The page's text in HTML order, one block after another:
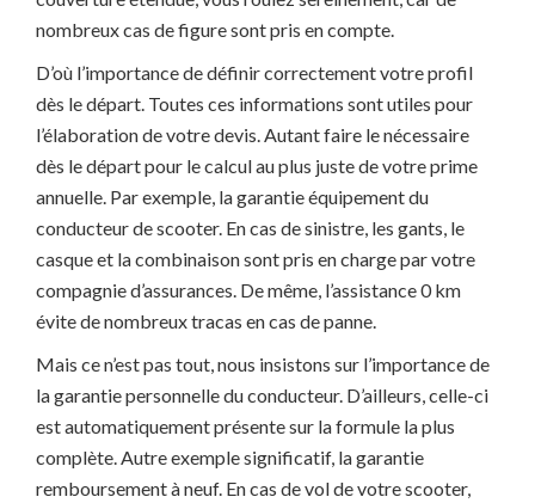
nombreux cas de figure sont pris en compte.
D’où l’importance de définir correctement votre profil
dès le départ. Toutes ces informations sont utiles pour
l’élaboration de votre devis. Autant faire le nécessaire
dès le départ pour le calcul au plus juste de votre prime
annuelle. Par exemple, la garantie équipement du
conducteur de scooter. En cas de sinistre, les gants, le
casque et la combinaison sont pris en charge par votre
compagnie d’assurances. De même, l’assistance 0 km
évite de nombreux tracas en cas de panne.
Mais ce n’est pas tout, nous insistons sur l’importance de
la garantie personnelle du conducteur. D’ailleurs, celle-ci
est automatiquement présente sur la formule la plus
complète. Autre exemple significatif, la garantie
remboursement à neuf. En cas de vol de votre scooter,